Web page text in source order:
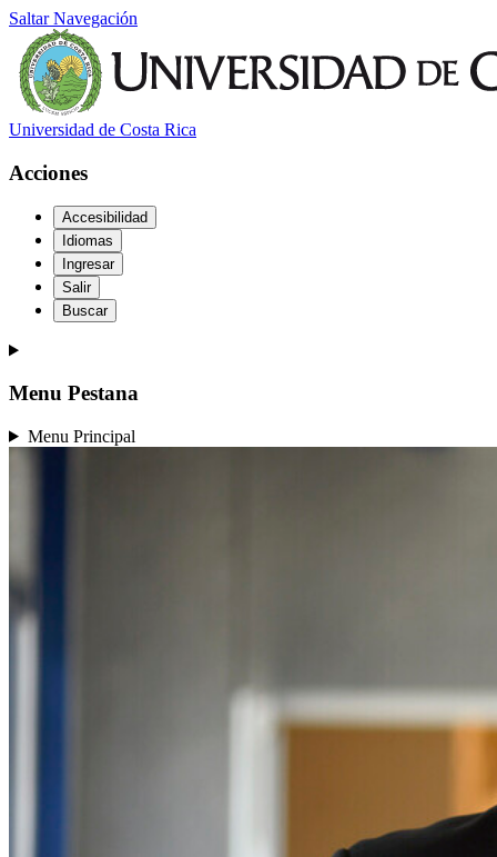
Saltar Navegación
Universidad de Costa Rica
Acciones
Accesibilidad
Idiomas
Ingresar
Salir
Buscar
Menu Pestana
Menu Principal